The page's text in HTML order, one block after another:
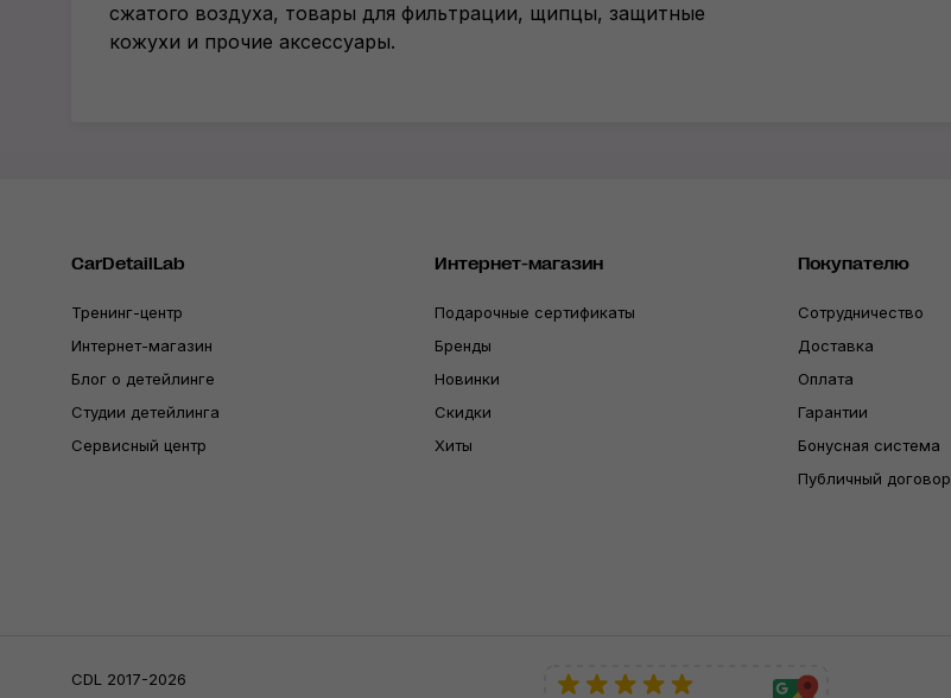
сжатого воздуха, товары для фильтрации, щипцы, защитные
кожухи и прочие аксессуары.
CarDetailLab
Тренинг-центр
Интернет-магазин
Блог о детейлинге
Студии детейлинга
Сервисный центр
Интернет-магазин
Подарочные сертификаты
Бренды
Новинки
Скидки
Хиты
Покупателю
Сотрудничество
Доставка
Оплата
Гарантии
Бонусная система
Публичный договор
CDL 2017-2026